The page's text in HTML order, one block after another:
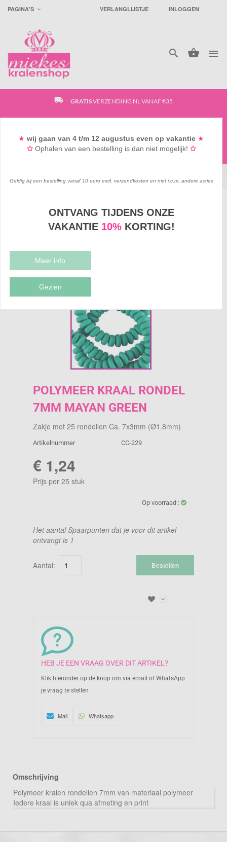
PAGINA'S INLOGGEN
VERLANGLIJSTJE



local_shipping GRATISVERZENDING NL VANAF €35
favorite_border GRATISGOODIEBAG VANAF €15*
KRALEN & BEDELS / KINDERKRALEN /
POLYMEER KRAAL RONDEL 7MM
POLYMEER KRAAL RONDEL
7MM MAYAN GREEN
Zakje met 25 rondellen Ca. 7x3mm (Ø1.8mm)
Artikelnummer CC-229
€ 1,24
Prijs per 25 stuk
Op voorraad :
Het aantal Spaarpunten dat je voor dit artikel
ontvangt is 1
Aantal: Bestellen
HEB JE EEN VRAAG OVER DIT ARTIKEL?
Klik hieronder op de knop om via email of WhatsApp
je vraag te stellen
Mail Whatsapp
Omschrijving
Polymeer kralen rondellen 7mm van materiaal polymeer
Iedere kraal is uniek qua afmeting en print
★ wij gaanvan 4 t/m 12 augustuseven op vakantie ★
✩ Ophalen van een bestelling is dan niet mogelijk! ✩
Geldig bij een bestelling vanaf 10 euro excl. verzendkosten en niet i.c.m. andere acties
ONTVANG TIJDENS ONZE
VAKANTIE 10%KORTING!
Meer info
Gezien